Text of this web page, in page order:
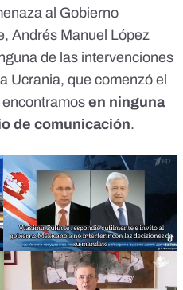
al Gobierno
Andrés Manuel López
de las intervenciones
Ucrania, que comenzó el
en ninguna
de comunicación.